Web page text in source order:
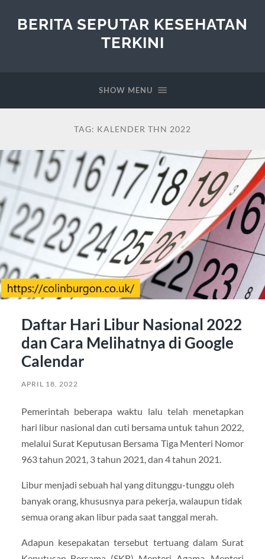
BERITA SEPUTAR KESEHATAN
TERKINI
SHOW MENU
TAG: KALENDER THN 2022
Daftar Hari Libur Nasional 2022
dan Cara Melihatnya di Google
Calendar
APRIL 18, 2022
Pemerintah beberapa waktu lalu telah menetapkan
hari libur nasional dan cuti bersama untuk tahun 2022,
melalui Surat Keputusan Bersama Tiga Menteri Nomor
963 tahun 2021, 3 tahun 2021, dan 4 tahun 2021.
Libur menjadi sebuah hal yang ditunggu-tunggu oleh
banyak orang, khususnya para pekerja, walaupun tidak
semua orang akan libur pada saat tanggal merah.
Adapun kesepakatan tersebut tertuang dalam Surat